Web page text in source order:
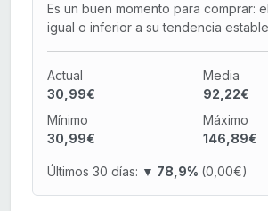
Es un buen momento para comprar:
igual o inferior a su tendencia
Actual
30,99€
Media
92,22€
Mínimo
30,99€
Máximo
146,89€
Últimos 30 días: ▼ 78,9% (0,00€)